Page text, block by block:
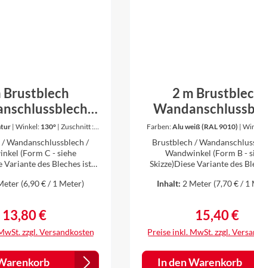
Brustblech
Winkel
Aluminium
0,8 mm stark
C)
| Winkel: 130° | Zuschnitt :
Wandanschlussblech /
(Form C - siehe
oder
Blech hat oben
kleine Abkantung zur
Die
muss regensicher
(6,90 € / 1 Meter)
Regulärer Preis:
13,80 €
zzgl. Versandkosten
2 m
Wandwinkel
Dachblech
farbig 0,8 mm stark
(Form B)
Farben:Alu weiß (RAL 9010) |
Brustblech /
Wandwinkel (Form B -
Skizze)Diese Variante des Bleches ist
Doppelmuldenfalzziegeln
Biberschwänzen. Länge:
verschiedenen
erhältlichWinkel
(Innenwinkel)Material: Aluminium
Inhalt: 2 Meter (7,70 € / 1
Regulärer
15,40 €
Preise inkl. MwSt. zzgl.
In den Warenkorb